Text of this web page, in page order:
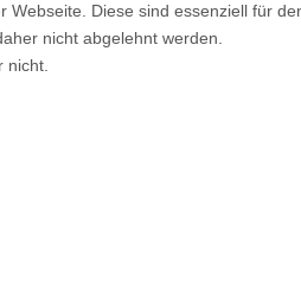
Webseite. Diese sind essenziell für
nicht abgelehnt werden.
nicht.